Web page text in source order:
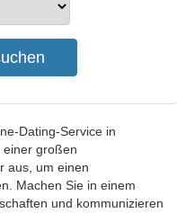
Dating-Service in
einer großen
aus, um einen
Machen Sie in einem
und kommunizieren